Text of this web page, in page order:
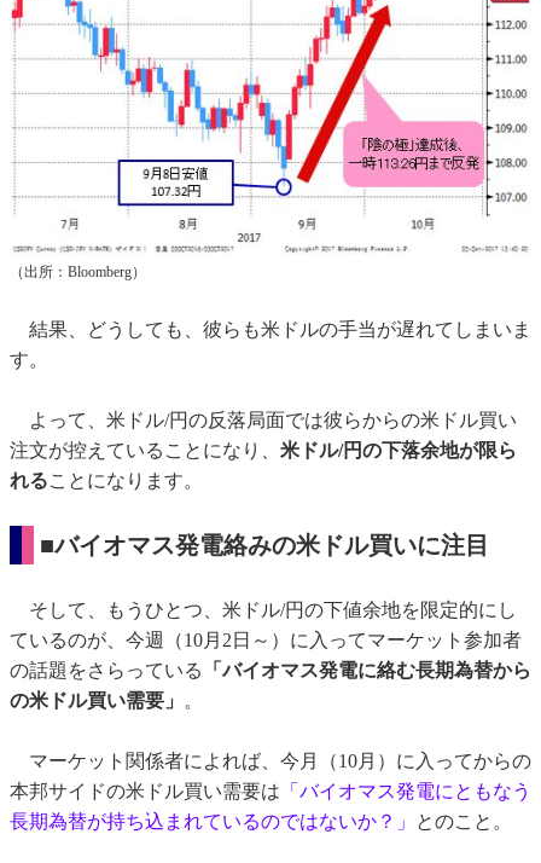
（出所：Bloomberg）
結果、どうしても、彼らも米ドルの手当が遅れてしまいま
す。
よって、米ドル/円の反落局面では彼らからの米ドル買い
注文が控えていることになり、 米ドル/円の下落余地が限ら
れることになります。
■バイオマス発電絡みの米ドル買いに注目
そして、もうひとつ、米ドル/円の下値余地を限定的にし
ているのが、今週（10月2日～）に入ってマーケット参加者
の話題をさらっている
「バイオマス発電に絡む長期為替から
の米ドル買い需要」
。
マーケット関係者によれば、今月（10月）に入ってからの
本邦サイドの米ドル買い需要は 「バイオマス発電にともなう
長期為替が持ち込まれているのではないか？」
とのこと。